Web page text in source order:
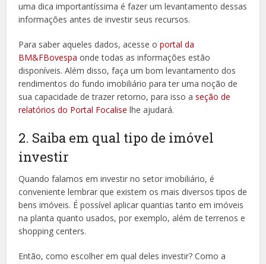
uma dica importantíssima é fazer um levantamento dessas
informações antes de investir seus recursos.
Para saber aqueles dados, acesse oportal da
BM&FBovespa onde todas as informações estão
disponíveis. Além disso, faça um bom levantamento dos
rendimentos do fundo imobiliário para ter uma noção de
sua capacidade de trazer retorno, para isso aseção de
relatórios do Portal Focalise lhe ajudará.
2. Saiba em qual tipo de imóvel
investir
Quando falamos em investir no setor imobiliário, é
conveniente lembrar que existem os mais diversos tipos de
bens imóveis. É possível aplicar quantias tanto em imóveis
na planta quanto usados, por exemplo, além de terrenos e
shopping centers.
Então, como escolher em qual deles investir? Como a